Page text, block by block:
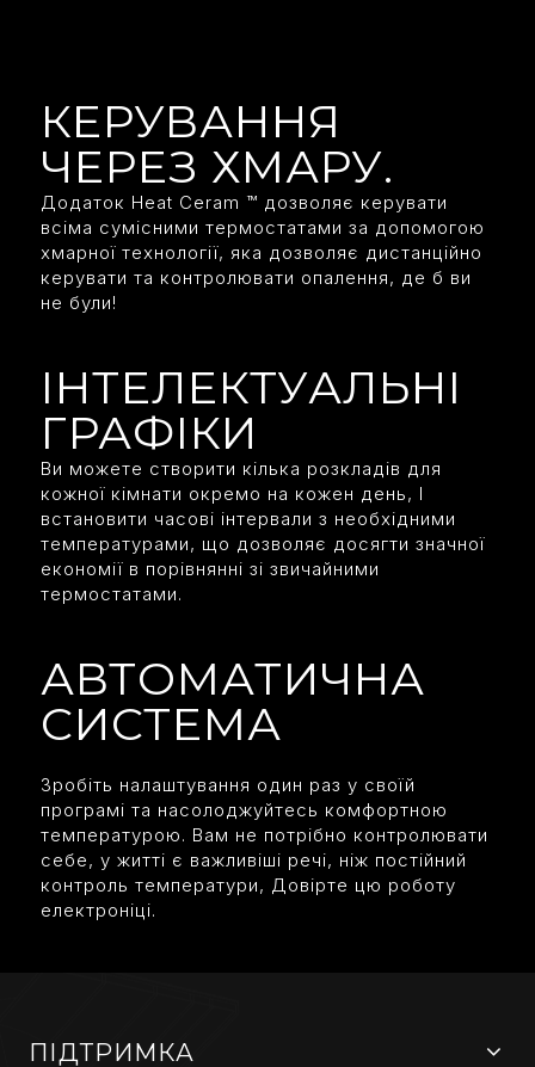
КЕРУВАННЯ
ЧЕРЕЗ ХМАРУ.
Додаток Heat Ceram ™ дозволяє керувати
всіма сумісними термостатами за допомогою
хмарної технології, яка дозволяє дистанційно
керувати та контролювати опалення, де б ви
не були!
ІНТЕЛЕКТУАЛЬНІ
ГРАФІКИ
Ви можете створити кілька розкладів для
кожної кімнати окремо на кожен день, І
встановити часові інтервали з необхідними
температурами, що дозволяє досягти значної
економії в порівнянні зі звичайними
термостатами.
АВТОМАТИЧНА
СИСТЕМА
Зробіть налаштування один раз у своїй
програмі та насолоджуйтесь комфортною
температурою. Вам не потрібно контролювати
себе, у житті є важливіші речі, ніж постійний
контроль температури, Довірте цю роботу
електроніці.
ПІДТРИМКА